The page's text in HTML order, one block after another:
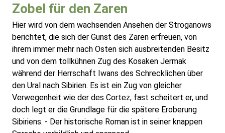
Zobel für den Zaren
Hier wird von dem wachsenden Ansehen der Stroganows
berichtet, die sich der Gunst des Zaren erfreuen, von
ihrem immer mehr nach Osten sich ausbreitenden Besitz
und von dem tollkühnen Zug des Kosaken Jermak
während der Herrschaft Iwans des Schrecklichen über
den Ural nach Sibirien. Es ist ein Zug von gleicher
Verwegenheit wie der des Cortez, fast scheitert er, und
doch legt er die Grundlage für die spätere Eroberung
Sibiriens. - Der historische Roman ist in seiner knappen